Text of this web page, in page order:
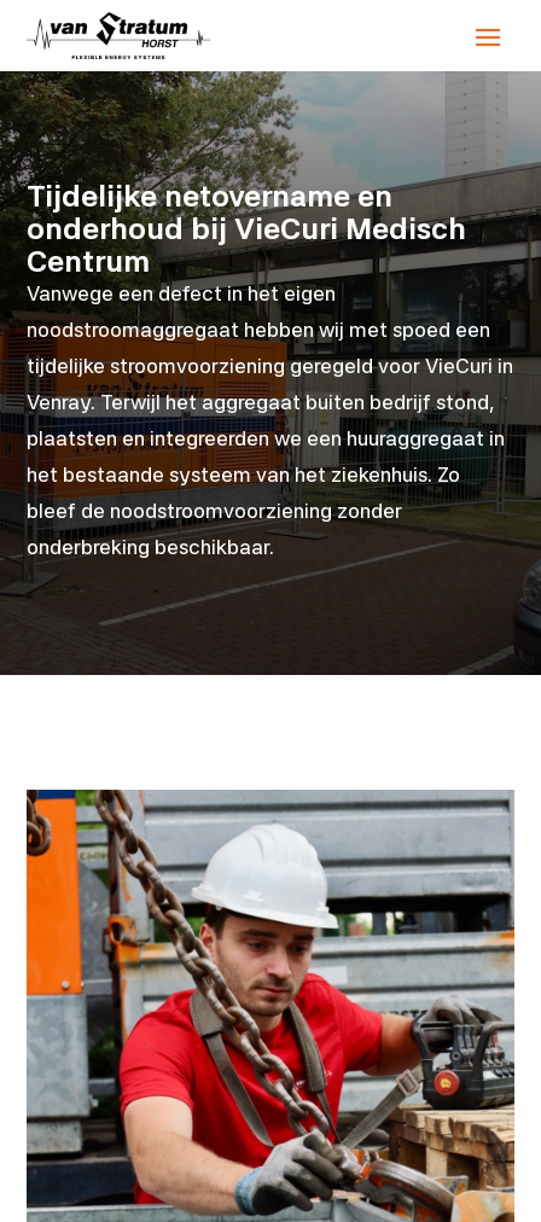
Tijdelijke netovername en
onderhoud bij VieCuri Medisch
Centrum
Vanwege een defect in het eigen
noodstroomaggregaat hebben wij met spoed een
tijdelijke stroomvoorziening geregeld voor VieCuri in
Venray. Terwijl het aggregaat buiten bedrijf stond,
plaatsten en integreerden we een huuraggregaat in
het bestaande systeem van het ziekenhuis. Zo
bleef de noodstroomvoorziening zonder
onderbreking beschikbaar.